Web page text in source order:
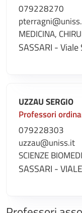
079228270
MEDICINA,
SASSARI -
UZZAU SERGIO
Professori
079228303
uzzau@uniss.it
SCIENZE
SASSARI -